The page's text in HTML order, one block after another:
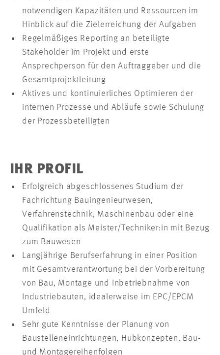
notwendigen Kapazitäten und Ressourcen im
Hinblick auf die Zielerreichung der Aufgaben
Regelmäßiges Reporting an beteiligte
Stakeholder im Projekt und erste
Ansprechperson für den Auftraggeber und die
Gesamtprojektleitung
Aktives und kontinuierliches Optimieren der
internen Prozesse und Abläufe sowie Schulung
der Prozessbeteiligten
IHR PROFIL
Erfolgreich abgeschlossenes Studium der
Fachrichtung Bauingenieurwesen,
Verfahrenstechnik, Maschinenbau oder eine
Qualifikation als Meister/Techniker:in mit Bezug
zum Bauwesen
Langjährige Berufserfahrung in einer Position
mit Gesamtverantwortung bei der Vorbereitung
von Bau, Montage und Inbetriebnahme von
Industriebauten, idealerweise im EPC/EPCM
Umfeld
Sehr gute Kenntnisse der Planung von
Baustelleneinrichtungen, Hubkonzepten, Bau-
und Montagereihenfolgen